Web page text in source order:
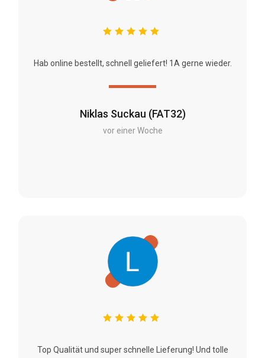
Niklas Suckau (FAT32)
vor einer Woche
Hab online bestellt, schnell geliefert! 1A gerne wieder.
Top Qualität und super schnelle Lieferung! Und tolle